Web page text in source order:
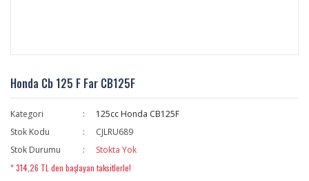
Honda Cb 125 F Far CB125F
Kategori
125cc Honda CB125F
Stok Kodu
CJLRU689
Stok Durumu
Stokta Yok
* 314,26 TL den başlayan taksitlerle!